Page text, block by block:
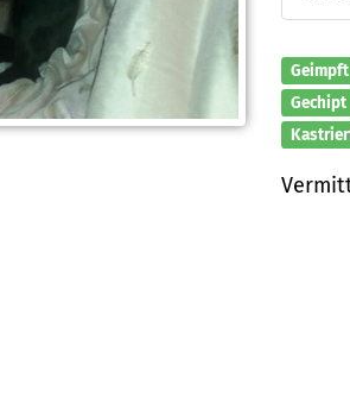
Geimpft
Gechipt